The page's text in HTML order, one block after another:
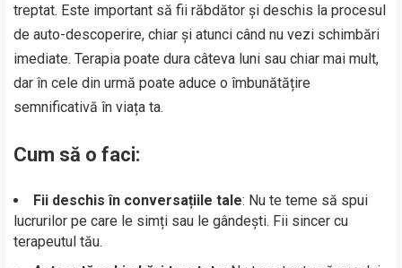
treptat. Este important să fii răbdător și deschis la procesul
de auto-descoperire, chiar și atunci când nu vezi schimbări
imediate. Terapia poate dura câteva luni sau chiar mai mult,
dar în cele din urmă poate aduce o îmbunătățire
semnificativă în viața ta.
Cum să o faci:
Fii deschis în conversațiile tale: Nu te teme să spui
lucrurilor pe care le simți sau le gândești. Fii sincer cu
terapeutul tău.